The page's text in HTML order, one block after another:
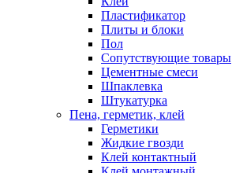
Пластификатор
Плиты и блоки
Пол
Сопутствующие товары
Цементные смеси
Шпаклевка
Штукатурка
Пена, герметик, клей
Герметики
Жидкие гвозди
Клей контактный